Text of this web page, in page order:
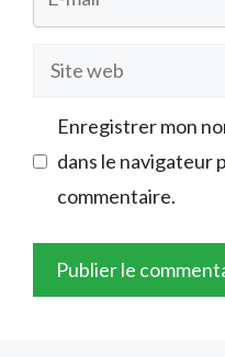
mail
Site
Enregistrer mon
dans le navigateur
commentaire.